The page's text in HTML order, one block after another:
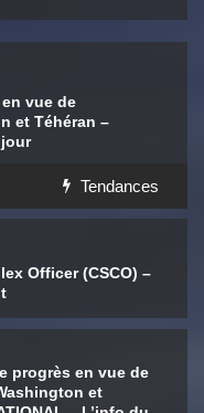
vue de
et Téhéran –
jour
Tendances
Officer (CSCO) –
progrès en vue de
et